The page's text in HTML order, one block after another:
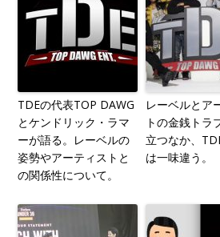
TDEの代表TOP DAWG
とケンドリック・ラマ
ーが語る。レーベルの
姿勢やアーティストと
の関係性について。
レーベルとア
トの金銭トラ
立つなか、
は一味違う。